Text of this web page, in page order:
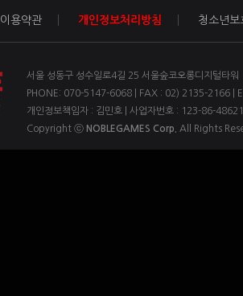
이용약관 개인정보처리방침 청소년보
서울 성동구 성수일로4길 25 서울숲코오롱디지털타
PHONE: 070-5147-6068 | FAX : 02) 2135-2166 |
개인정보책임자 : 김민호 | 사업자번호 : 123-86-
Copyright ⓒ NOBLEGAMES Corp. All Rights